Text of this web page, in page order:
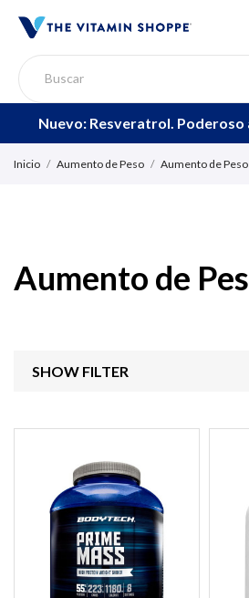
Nuevo: Resveratrol.
Inicio Aumento de Peso Aumento de Peso
Aumento de
SHOW FILTER